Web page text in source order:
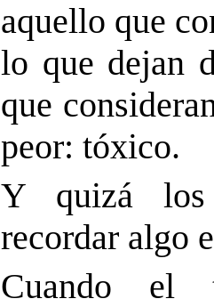
aquello que
lo que dejan
que
peor: tóxico.
Y quizá los
recordar algo
Cuando el